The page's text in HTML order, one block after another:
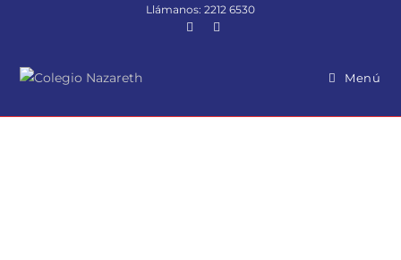
Llámanos: 2212 6530
Menú